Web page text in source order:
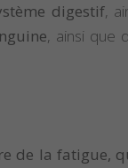
digestif,
, ainsi que
de la fatigue,